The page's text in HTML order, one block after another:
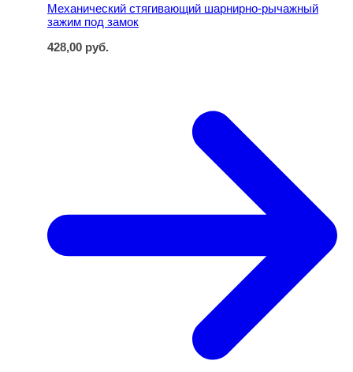
Механический стягивающий шарнирно-рычажный
зажим под замок
428,00 руб.